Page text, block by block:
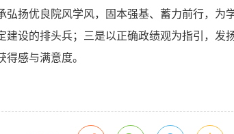
扬优良院风学风，固本强基、蓄力前行，为
设的排头兵；三是以正确政绩观为指引，发
感与满意度。